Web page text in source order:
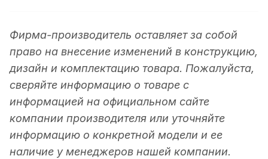
Фирма-производитель оставляет за собой
право на внесение изменений в конструкцию,
дизайн и комплектацию товара. Пожалуйста,
сверяйте информацию о товаре с
информацией на официальном сайте
компании производителя или уточняйте
информацию о конкретной модели и ее
наличие у менеджеров нашей компании.